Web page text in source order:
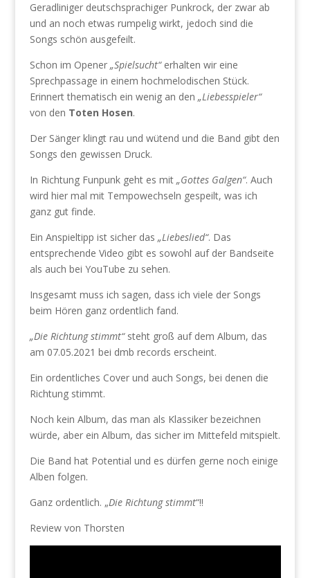
Geradliniger deutschsprachiger Punkrock, der zwar ab
und an noch etwas rumpelig wirkt, jedoch sind die
Songs schön ausgefeilt.
Schon im Opener „Spielsucht“erhalten wir eine
Sprechpassage in einem hochmelodischen Stück.
Erinnert thematisch ein wenig an den „Liebesspieler“
von den Toten Hosen.
Der Sänger klingt rau und wütend und die Band gibt den
Songs den gewissen Druck.
In Richtung Funpunk geht es mit „Gottes Galgen“. Auch
wird hier mal mit Tempowechseln gespeilt, was ich
ganz gut finde.
Ein Anspieltipp ist sicher das „Liebeslied“. Das
entsprechende Video gibt es sowohl auf der Bandseite
als auch bei YouTube zu sehen.
Insgesamt muss ich sagen, dass ich viele der Songs
beim Hören ganz ordentlich fand.
„Die Richtung stimmt“steht groß auf dem Album, das
am 07.05.2021 bei dmb records erscheint.
Ein ordentliches Cover und auch Songs, bei denen die
Richtung stimmt.
Noch kein Album, das man als Klassiker bezeichnen
würde, aber ein Album, das sicher im Mittefeld mitspielt.
Die Band hat Potential und es dürfen gerne noch einige
Alben folgen.
Ganz ordentlich. „Die Richtung stimmt“!!
Review von Thorsten